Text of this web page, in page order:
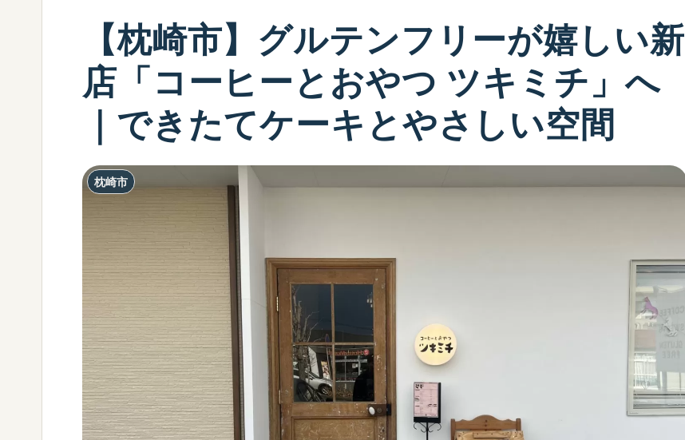
【枕崎市】グルテンフリーが嬉しい新
店「コーヒーとおやつ ツキミチ」へ
｜できたてケーキとやさしい空間
枕崎市